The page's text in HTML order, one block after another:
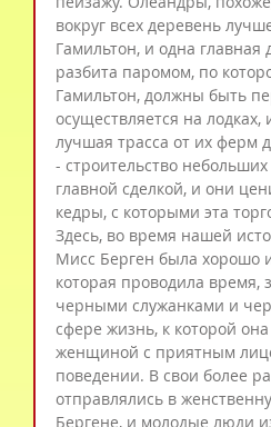
вокруг всех деревень
Гамильтон, и одна главная
разбита паромом, по
Гамильтон, должны быть
осуществляется на
лучшая трасса от их ферм
- строительство небольших
главной сделкой, и они
кедры, с которыми эта
Здесь, во время нашей
Мисс Берген была хорошо
которая проводила время,
черными служанками и
сфере жизнь, к которой
женщиной с приятным
поведении. В свои более
отправлялись в
Бергене, и молодые люди